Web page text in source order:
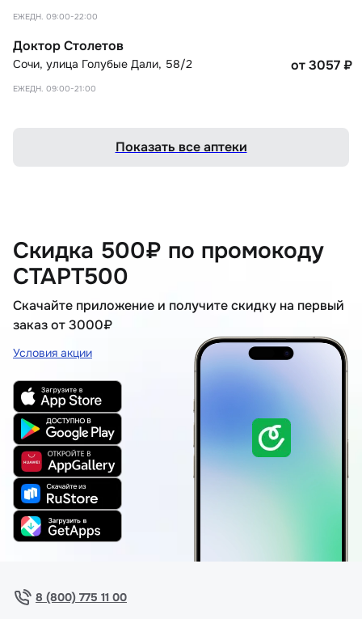
ЕЖЕДН. 09:00-22:00
Доктор Столетов
Сочи, улица Голубые Дали, 58/2
ЕЖЕДН. 09:00-21:00
от 3057₽
Показать все аптеки
Скидка 500₽ по промокоду
СТАРТ500
Скачайте приложение и получите скидку на первый
заказ от 3000₽
Условия акции
8 (800) 775 11 00